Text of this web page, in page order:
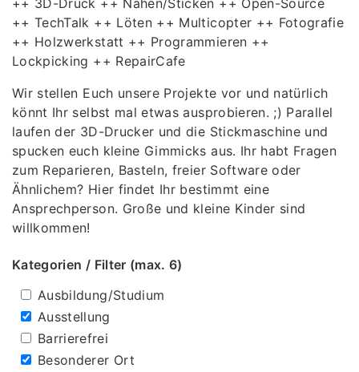
++ 3D-Druck ++ Nähen/Sticken ++ Open-Source
++ TechTalk ++ Löten ++ Multicopter ++ Fotografie
++ Holzwerkstatt ++ Programmieren ++
Lockpicking ++ RepairCafe
Wir stellen Euch unsere Projekte vor und natürlich
könnt Ihr selbst mal etwas ausprobieren. ;) Parallel
laufen der 3D-Drucker und die Stickmaschine und
spucken euch kleine Gimmicks aus. Ihr habt Fragen
zum Reparieren, Basteln, freier Software oder
Ähnlichem? Hier findet Ihr bestimmt eine
Ansprechperson. Große und kleine Kinder sind
willkommen!
Kategorien / Filter (max. 6)
Ausbildung/Studium
Ausstellung
Barrierefrei
Besonderer Ort